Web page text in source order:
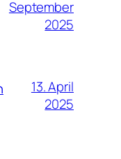
September
2025
13. April
2025